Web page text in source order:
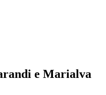
e Marialva